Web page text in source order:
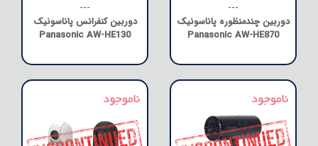
---
دوربین چندمنظوره پاناسونیک
Panasonic AW-HE870
---
دوربین کنفرانس پاناسونیک
Panasonic AW-HE130